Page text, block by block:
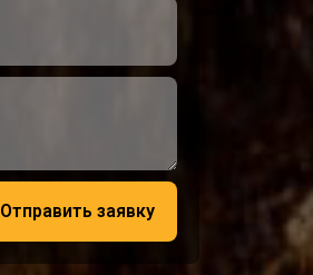
Отправить заявку